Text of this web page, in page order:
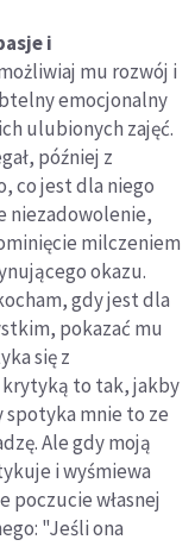
i
mu rozwój i
emocjonalny
ulubionych zajęć.
później z
co jest dla niego
niezadowolenie,
milczeniem
okazu.
gdy jest dla
pokazać mu
się z
to tak, jakby
spotyka mnie to ze
Ale gdy moją
i wyśmiewa
poczucie własnej
"Jeśli ona